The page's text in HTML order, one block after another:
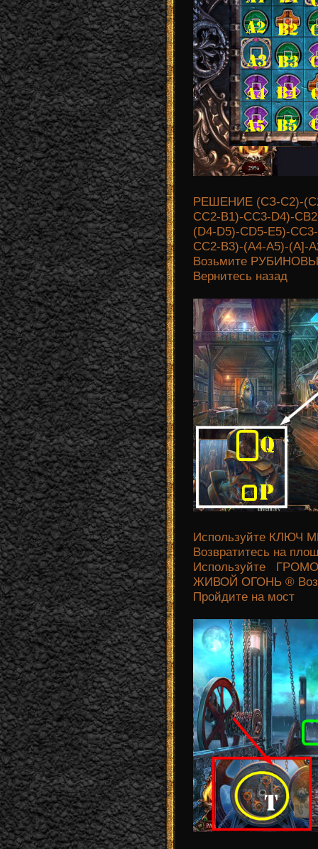
РЕШЕНИЕ (СЗ-C2)-
CC2-B1)-CC3-D4)-
(D4-D5)-CD5-E5)-
CC2-B3)-(A4-A5)-(A]-
Возьмите
Вернитесь назад
Используйте КЛЮЧ
Возвратитесь на
Используйте
ЖИВОЙ ОГОНЬ ®
Пройдите на мост